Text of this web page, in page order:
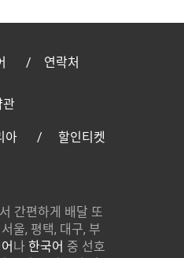
연락처
관
아 할인티켓
간편하게 배달 또
울, 평택, 대구, 부
나한국어 중 선호